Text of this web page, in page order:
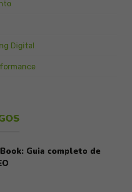
Digital
Guia completo de